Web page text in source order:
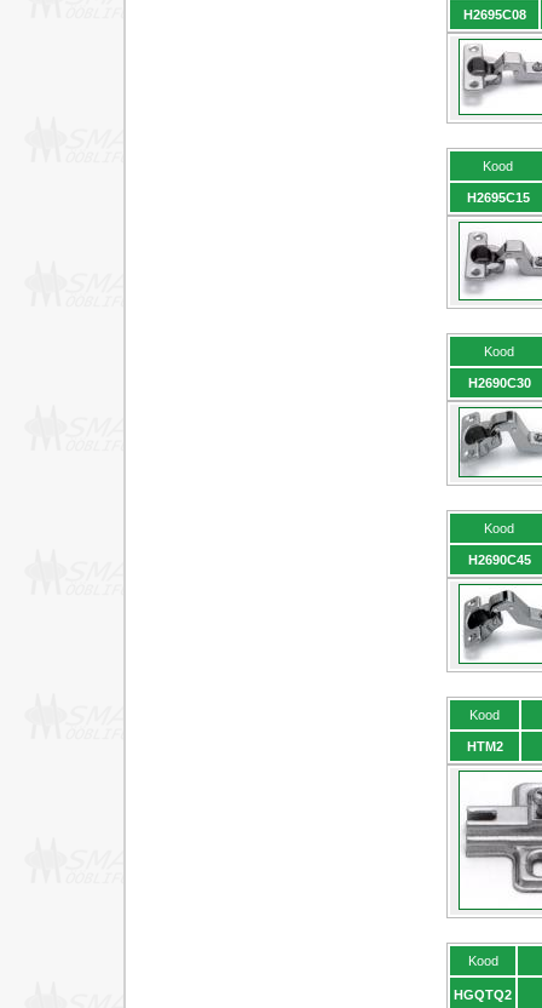
H2695C08
Kood
H2695C15
Kood
H2690C30
Kood
H2690C45
Kood
HTM2
Kood
HGQTQ2